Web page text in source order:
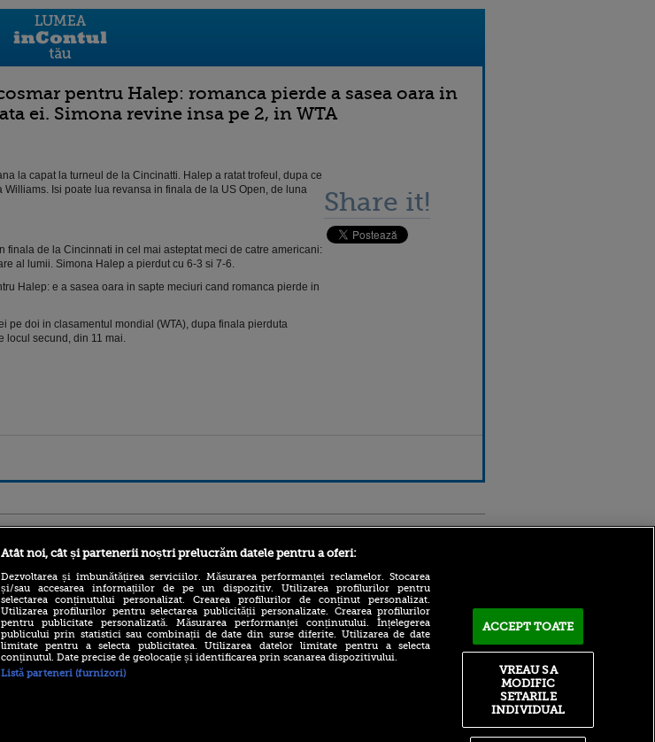
pentru Halep: romanca pierde a sasea oara in
ei. Simona revine insa pe 2, in WTA
la capat la turneul de la Cincinatti. Halep a ratat trofeul, dupa ce
Isi poate lua revansa in finala de la US Open, de luna
finala de la Cincinnati in cel mai asteptat meci de catre americani:
al lumii. Simona Halep a pierdut cu 6-3 si 7-6.
Halep: e a sasea oara in sapte meciuri cand romanca pierde in
pe doi in clasamentul mondial (WTA), dupa finala pierduta
locul secund, din 11 mai.
Share it!
Descoperă Lumea
din România
Atmosferă din altă lume la
City pentru 50.000.000€ și a
Atât noi, cât și partenerii noștri prelucrăm datele pentru a oferi:
Dezvoltarea și îmbunătățirea serviciilor. Măsurarea performanței reclamelor. Stocarea
și/sau accesarea informațiilor de pe un dispozitiv. Utilizarea profilurilor pentru
selectarea conținutului personalizat. Crearea profilurilor de conținut personalizat.
Utilizarea profilurilor pentru selectarea publicității personalizate. Crearea profilurilor
pentru publicitate personalizată. Măsurarea performanței conținutului. Înțelegerea
publicului prin statistici sau combinații de date din surse diferite. Utilizarea de date
limitate pentru a selecta publicitatea. Utilizarea datelor limitate pentru a selecta
conținutul. Date precise de geolocație și identificarea prin scanarea dispozitivului.
Listă parteneri (furnizori)
ACCEPT TOATE
VREAU SA
MODIFIC
SETARILE
INDIVIDUAL